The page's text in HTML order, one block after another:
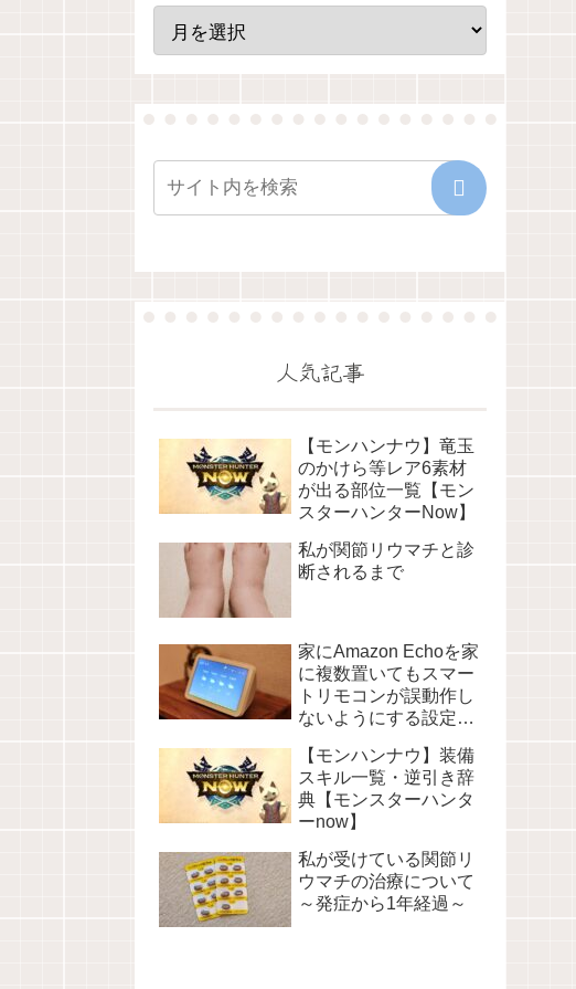
人気記事
【モンハンナウ】竜玉
のかけら等レア6素材
が出る部位一覧【モン
スターハンターNow】
私が関節リウマチと診
断されるまで
家にAmazon Echoを家
に複数置いてもスマー
トリモコンが誤動作し
ないようにする設定に
【モンハンナウ】装備
スキル一覧・逆引き辞
典【モンスターハンタ
ーnow】
私が受けている関節リ
ウマチの治療について
～発症から1年経過～